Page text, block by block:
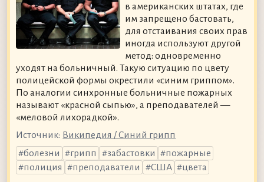
в американских штатах, где
им запрещено бастовать,
для отстаивания своих прав
иногда используют другой
метод: одновременно
уходят на больничный. Такую ситуацию по цвету
полицейской формы окрестили «синим гриппом».
По аналогии синхронные больничные пожарных
называют «красной сыпью», а преподавателей —
«меловой лихорадкой».
Источник: Википедия / Синий грипп
болезни
грипп забастовки
пожарные
полиция
преподаватели США цвета